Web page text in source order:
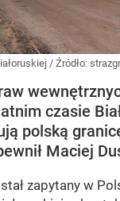
/ Źródło:
czasie
polską
Maciej
zapytany w